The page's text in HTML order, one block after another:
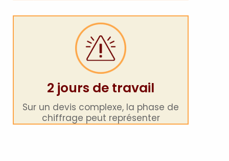
2 jours de travail
Sur un devis complexe, la phase de
chiffrage peut représenter